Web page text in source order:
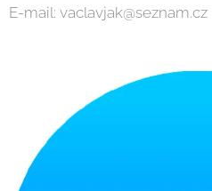
E-mail: vaclavjak@seznam.cz